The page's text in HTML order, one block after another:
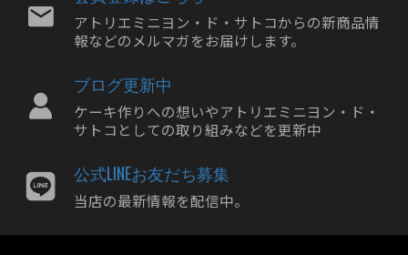
2024年05月
2024年04月
2024年02月
2024年01月
2023年11月
2023年10月
2023年09月
アトリエミニヨン・ド・サトコからの新商品情
報などのメルマガをお届けします。
ブログ更新中
ケーキ作りへの想いやアトリエミニヨン・ド・
サトコとしての取り組みなどを更新中
公式LINEお友だち募集
当店の最新情報を配信中。